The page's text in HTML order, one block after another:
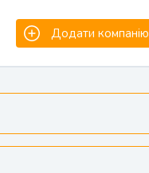
Додати компанію